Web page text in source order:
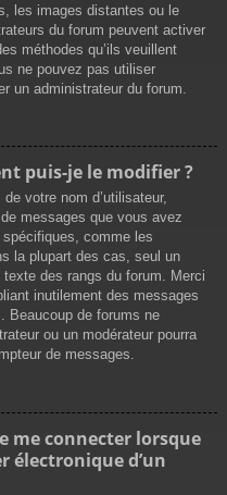
les images distantes ou le
du forum peuvent activer
méthodes qu’ils veuillent
ne pouvez pas utiliser
un administrateur du forum.
puis-je le modifier ?
votre nom d’utilisateur,
messages que vous avez
comme les
la plupart des cas, seul un
des rangs du forum. Merci
inutilement des messages
Beaucoup de forums ne
ou un modérateur pourra
de messages.
me connecter lorsque
électronique d’un